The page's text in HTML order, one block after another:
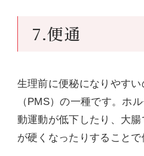
7.便通
生理前に便秘になりやす
（PMS）の一種です。ホ
動運動が低下したり、大
が硬くなったりすることで